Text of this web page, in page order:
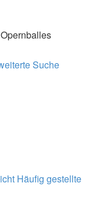
Suche
Häufig gestellte